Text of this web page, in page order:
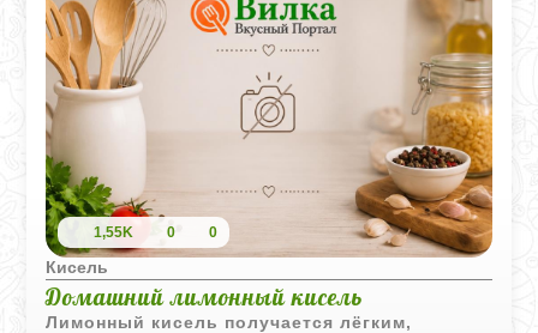
1,55K 0 0
Кисель
Домашний лимонный кисель
Лимонный кисель получается лёгким,